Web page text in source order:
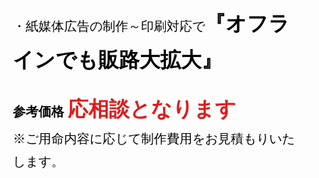
・紙媒体広告の制作～印刷対応で『オフラ
インでも販路大拡大』
参考価格 応相談となります
※ご用命内容に応じて制作費用をお見積もりいた
します。